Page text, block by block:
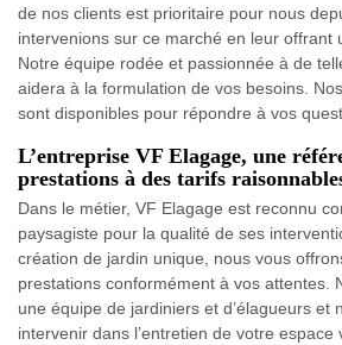
de nos clients est prioritaire pour nous
intervenions sur ce marché en leur offrant
Notre équipe rodée et passionnée à de
aidera à la formulation de vos besoins.
sont disponibles pour répondre à vos
L’entreprise VF Elagage, une
prestations à des tarifs
Dans le métier, VF Elagage est reconnu
paysagiste pour la qualité de ses
création de jardin unique, nous vous
prestations conformément à vos attentes.
une équipe de jardiniers et d’élagueurs et
intervenir dans l’entretien de votre espace